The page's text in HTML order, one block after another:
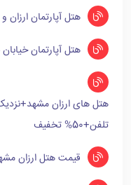
هتل آپارتمان
هتل آپارتمان
هتل های ارزان
تلفن+50% تخفیف
قیمت هتل ارزان